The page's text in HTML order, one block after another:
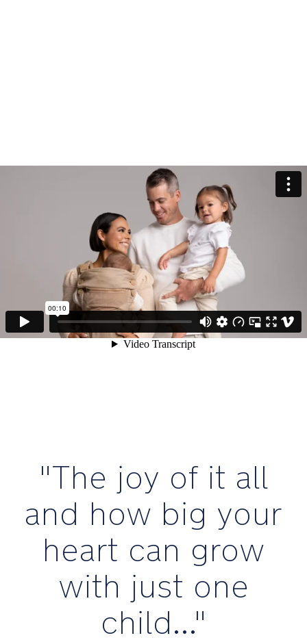
"The joy of it all
and how big your
heart can grow
with just one
child..."